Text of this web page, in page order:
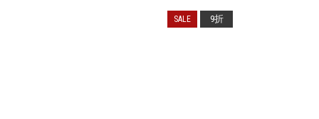
9折